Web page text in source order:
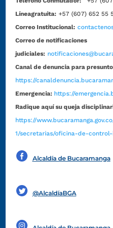
Líneagratuita: +57 (607) 652 55
Correo Institucional:
Correo de notificaciones
judiciales:
Canal de denuncia para
https://
Emergencia: https://
Radique aquí su queja
https://
1/secretarias/oficina-de-
Alcaldía de Bucaramanga
@AlcaldíaBGA